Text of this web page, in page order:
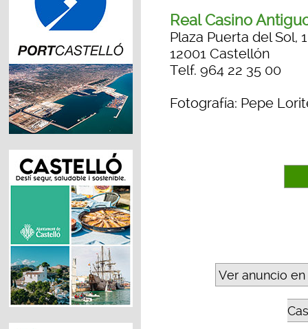
Real Casino
Plaza Puerta del Sol, 1
12001 Castellón
Telf. 964 22 35 00
Fotografía: Pepe
Ver anuncio